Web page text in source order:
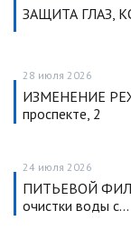
ЗАЩИТА ГЛАЗ,
28 июля 2026
ИЗМЕНЕНИЕ
проспекте, 2
24 июля 2026
ПИТЬЕВОЙ
очистки воды с…